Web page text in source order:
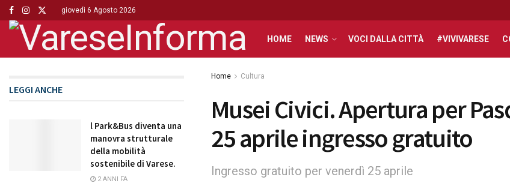
giovedì 6 Agosto 2026
HOME NEWS VOCI DALLA CITTÀ #VIVIVARESE
Home Cultura
Musei Civici. Apertura per
25 aprile ingresso gratuito
Ingresso gratuito per venerdì 25 aprile
LEGGI ANCHE
l Park&Bus diventa una
manovra strutturale
della mobilità
sostenibile di Varese.
2 ANNI FA